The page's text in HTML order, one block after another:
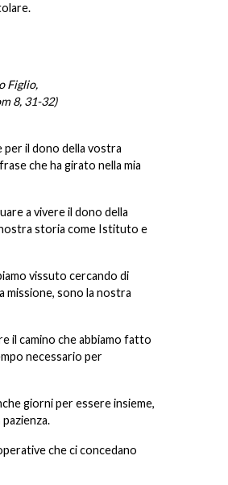
Figlio,
8, 31-32)
per il dono della vostra
che ha girato nella mia
a vivere il dono della
storia come Istituto e
vissuto cercando di
missione, sono la nostra
il camino che abbiamo fatto
necessario per
giorni per essere insieme,
che ci concedano